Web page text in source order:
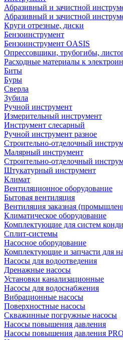
Абразивный и зачистной
Абразивный и зачистной
Круги отрезные, диски
Бензоинструмент
Бензоинструмент OASIS
Опрессовщики, трубогибы,
Расходные материалы к
Биты
Буры
Сверла
Зубила
Ручной инструмент
Измерительный инструмент
Инструмент слесарный
Ручной инструмент разное
Строительно-отделочный
Малярный инструмент
Строительно-отделочный
Штукатурный инструмент
Климат
Вентиляционное оборудование
Бытовая вентиляция
Вентиляция заказная
Климатическое оборудование
Комплектующие для систем
Сплит-системы
Насосное оборудование
Комплектующие и запчасти для
Насосы для водоотведения
Дренажные насосы
Установки канализационные
Насосы для водоснабжения
Вибрационные насосы
Поверхностные насосы
Скважинные погружные насосы
Насосы повышения давления
Насосы повышения давления